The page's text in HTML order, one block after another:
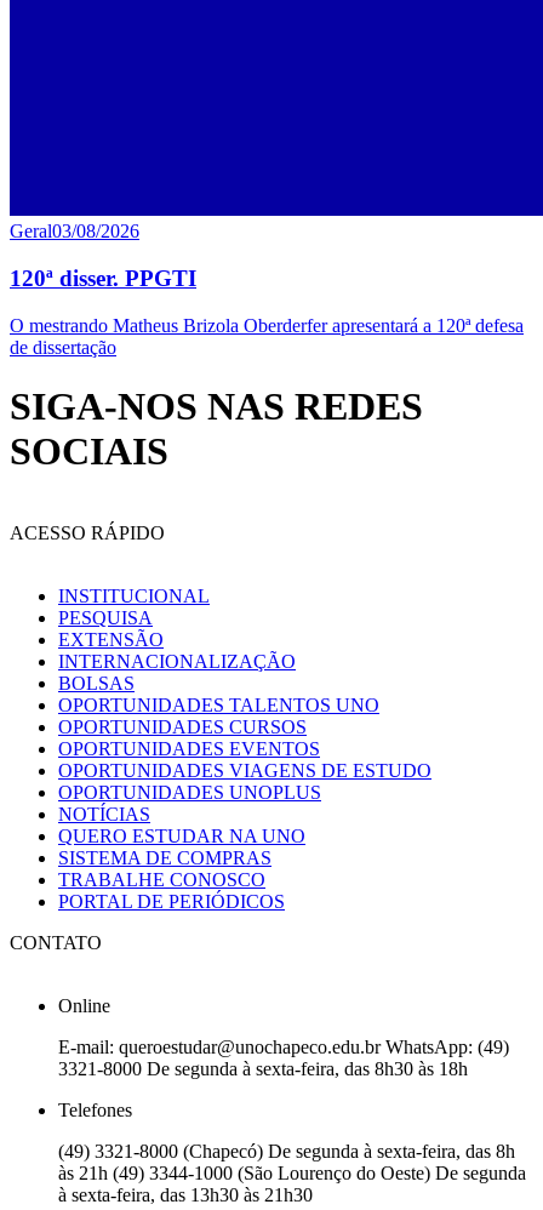
Geral03/08/2026
120ª disser. PPGTI
O mestrando Matheus Brizola Oberderfer apresentará a 120ª defesa
de dissertação
SIGA-NOS NAS REDES
SOCIAIS
ACESSO RÁPIDO
INSTITUCIONAL
PESQUISA
EXTENSÃO
INTERNACIONALIZAÇÃO
BOLSAS
OPORTUNIDADES TALENTOS UNO
OPORTUNIDADES CURSOS
OPORTUNIDADES EVENTOS
OPORTUNIDADES VIAGENS DE ESTUDO
OPORTUNIDADES UNOPLUS
NOTÍCIAS
QUERO ESTUDAR NA UNO
SISTEMA DE COMPRAS
TRABALHE CONOSCO
PORTAL DE PERIÓDICOS
CONTATO
Online
E-mail: queroestudar@unochapeco.edu.br WhatsApp: (49)
3321-8000 De segunda à sexta-feira, das 8h30 às 18h
Telefones
(49) 3321-8000 (Chapecó) De segunda à sexta-feira, das 8h
às 21h (49) 3344-1000 (São Lourenço do Oeste) De segunda
à sexta-feira, das 13h30 às 21h30